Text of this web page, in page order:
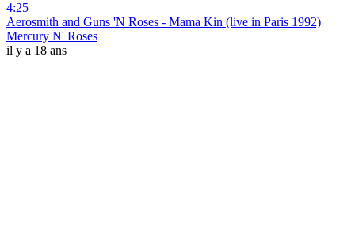
4:25
Aerosmith and Guns 'N Roses - Mama Kin (live in Paris 1992)
Mercury N' Roses
il y a 18 ans